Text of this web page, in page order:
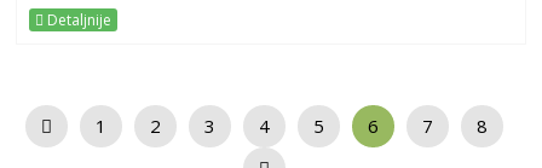
Detaljnije
1 2 3 4 5 6 7 8